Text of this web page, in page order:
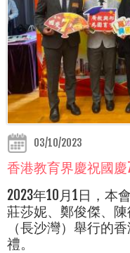
03/10/2023
香港教育界慶祝國
2023年10月1日，本
莊莎妮、鄭俊傑、
（長沙灣）舉行的
禮。